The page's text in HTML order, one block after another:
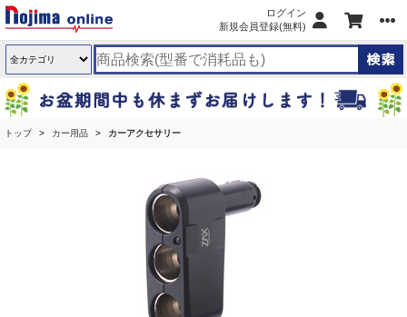
ログイン
新規会員登録(無料)
トップ カー用品 カーアクセサリー